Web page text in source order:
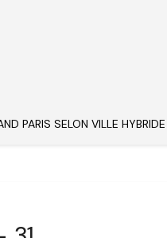
PARIS SELON VILLE HYBRIDE